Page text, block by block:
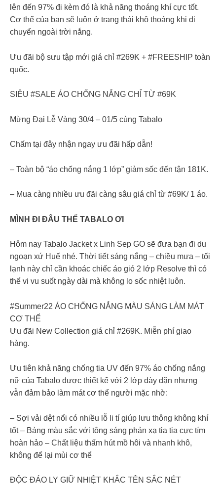
lên đến 97% đi kèm đó là khả năng thoáng khí cực tốt.
Cơ thể của bạn sẽ luôn ở trạng thái khô thoáng khi di
chuyển ngoài trời nắng.
Ưu đãi bộ sưu tập mới giá chỉ #269K + #FREESHIP toàn
quốc.
SIÊU #SALE ÁO CHỐNG NẮNG CHỈ TỪ #69K
Mừng Đại Lễ Vàng 30/4 – 01/5 cùng Tabalo
Chấm tại đây nhận ngay ưu đãi hấp dẫn!
– Toàn bộ “áo chống nắng 1 lớp” giảm sốc đến tận 181K.
– Mua càng nhiều ưu đãi càng sâu giá chỉ từ #69K/ 1 áo.
MÌNH ĐI ĐÂU THẾ TABALO ƠI
Hôm nay Tabalo Jacket x Linh Sep GO sẽ đưa bạn đi du
ngoạn xứ Huế nhé. Thời tiết sáng nắng – chiều mưa – tối
lạnh này chỉ cần khoác chiếc áo gió 2 lớp Resolve thì có
thể vi vu suốt ngày dài mà không lo sốc nhiệt luôn.
#Summer22 ÁO CHỐNG NẮNG MÀU SÁNG LÀM MÁT
CƠ THỂ
Ưu đãi New Collection giá chỉ #269K. Miễn phí giao
hàng.
Ưu tiên khả năng chống tia UV đến 97% áo chống nắng
nữ của Tabalo được thiết kế với 2 lớp dày dặn nhưng
vẫn đảm bảo làm mát cơ thể người mặc nhờ:
– Sợi vải dệt nổi có nhiều lỗ li tí giúp lưu thông không khí
tốt – Bảng màu sắc với tông sáng phản xạ tia tia cực tím
hoàn hảo – Chất liệu thấm hút mồ hôi và nhanh khô,
không để lại mùi cơ thể
ĐỘC ĐÁO LY GIỮ NHIỆT KHẮC TÊN SẮC NÉT